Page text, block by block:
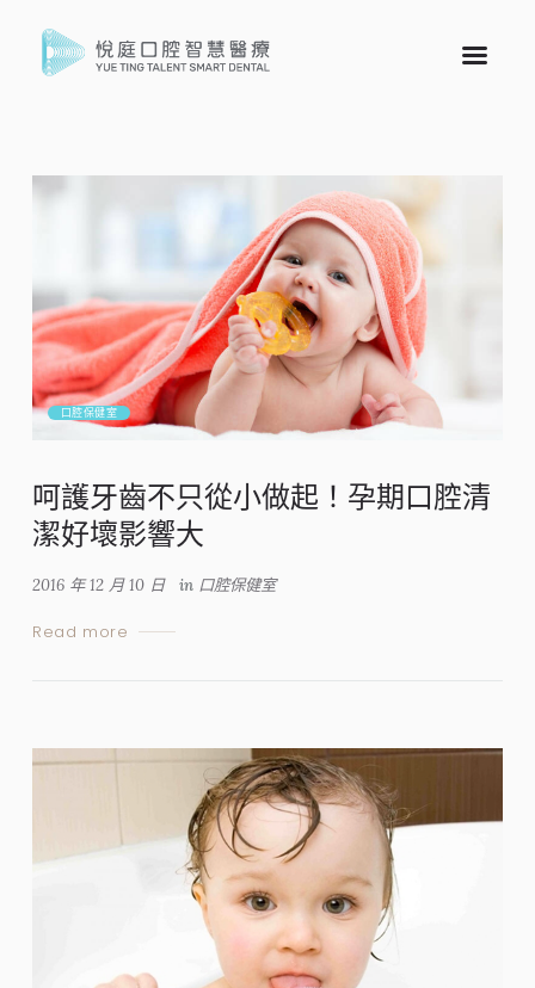
口腔保健室
呵護牙齒不只從小做起！孕期口腔清
潔好壞影響大
2016 年 12 月 10 日 in 口腔保健室
Read more